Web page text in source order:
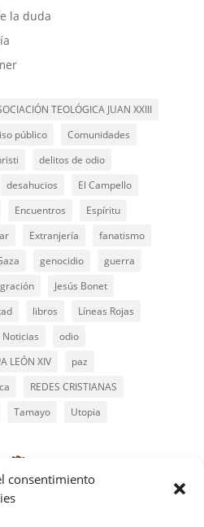
consentimiento
la duda
TEOLÓGICA JUAN XXIII
público
Comunidades
delitos de odio
desahucios
El Campello
Encuentros
Espíritu
Extranjería
fanatismo
genocidio
guerra
Jesús Bonet
libros
Líneas Rojas
Noticias
odio
LEÓN XIV
paz
REDES CRISTIANAS
Tamayo Utopia